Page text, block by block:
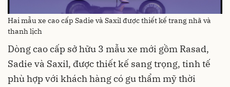
Hai mẫu xe cao cấp Sadie và Saxil được thiết kế trang nhã và
thanh lịch
Dòng cao cấp sở hữu 3 mẫu xe mới gồm Rasad,
Sadie và Saxil, được thiết kế sang trọng, tinh tế
phù hợp với khách hàng có gu thẩm mỹ thời